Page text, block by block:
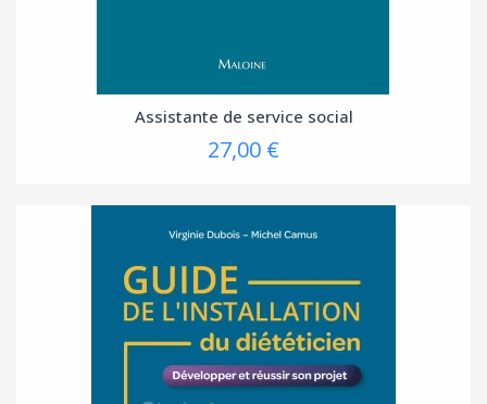
Assistante de service social
27,00 €